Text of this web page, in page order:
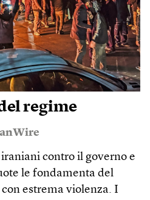
regime
contro il governo e
le fondamenta del
estrema violenza. I